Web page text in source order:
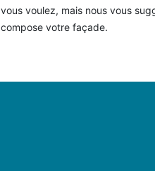
vous voulez, mais nous vous
compose votre façade.